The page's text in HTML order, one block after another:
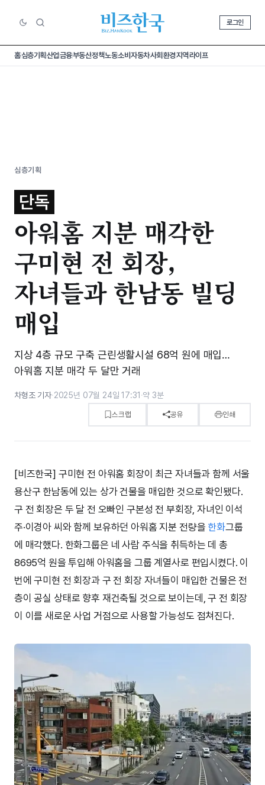
로그인
홈심층기획산업금융부동산정책노동소비 자동차사회환경지역라이프
심층기획
단독
아워홈 지분 매각한
구미현 전 회장,
자녀들과 한남동 빌딩
매입
지상 4층 규모 구축 근린생활시설 68억 원에 매입…
아워홈 지분 매각 두 달만 거래
차형조 기자·2025년 07월 24일 17:31 ·약 3분
스크랩 공유 인쇄
[비즈한국] 구미현 전 아워홈 회장이 최근 자녀들과 함께 서울
용산구 한남동에 있는 상가 건물을 매입한 것으로 확인됐다.
구 전 회장은 두 달 전 오빠인 구본성 전 부회장, 자녀인 이석
주·이경아 씨와 함께 보유하던 아워홈 지분 전량을 한화그룹
에 매각했다. 한화그룹은 네 사람 주식을 취득하는 데 총
8695억 원을 투입해 아워홈을 그룹 계열사로 편입시켰다. 이
번에 구미현 전 회장과 구 전 회장 자녀들이 매입한 건물은 전
층이 공실 상태로 향후 재건축될 것으로 보이는데, 구 전 회장
이 이를 새로운 사업 거점으로 사용할 가능성도 점쳐진다.